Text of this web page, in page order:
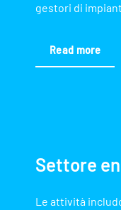
gestori di
Read more
Settore
Le attività